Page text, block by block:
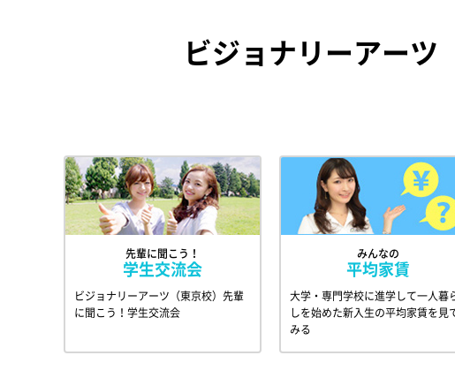
ビジョナリーアーツ
先輩に聞こう！
学生交流会
ビジョナリーアーツ（東京校）先輩
に聞こう！学生交流会
みんなの
平均家賃
大学・専門学校に進学して一人暮
しを始めた新入生の平均家賃を見
みる